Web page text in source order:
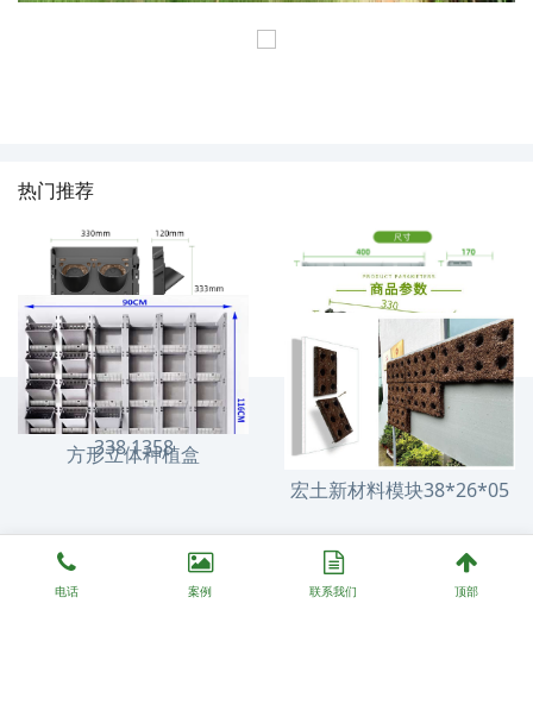
热门推荐
固化纤维土330*120模块
338 1358
垂直绿化4018模块
垂直绿化3318花盆
方形立体种植盒
宏土新材料模块38*26*05
电话 案例 联系我们 顶部